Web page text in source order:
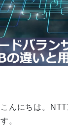
こんにちは。
す。